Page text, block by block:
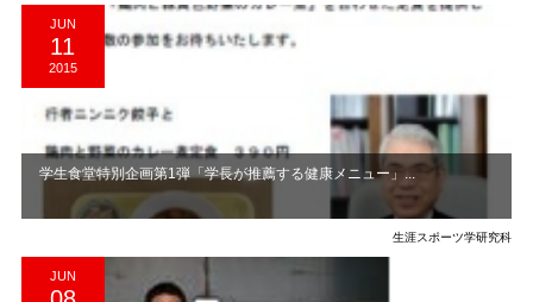
JUN
11
2015
学生食堂特別企画第1弾「学長が推薦する健康メニュー」...
生涯スポーツ学研究科
JUN